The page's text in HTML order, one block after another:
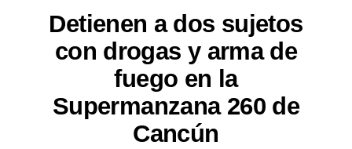
Detienen a dos sujetos
con drogas y arma de
fuego en la
Supermanzana 260 de
Cancún